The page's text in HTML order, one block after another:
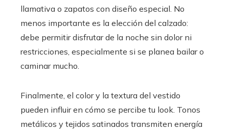
llamativa o zapatos con diseño especial. No
menos importante es la elección del calzado:
debe permitir disfrutar de la noche sin dolor ni
restricciones, especialmente si se planea bailar o
caminar mucho.
Finalmente, el color y la textura del vestido
pueden influir en cómo se percibe tu look. Tonos
metálicos y tejidos satinados transmiten energía